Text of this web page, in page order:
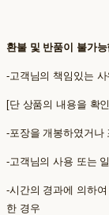
환불 및 반품이 불가
-고객님의 책임있는
[단 상품의 내용을 확
-포장을 개봉하였거나
-고객님의 사용 또는
-시간의 경과에 의하
한 경우